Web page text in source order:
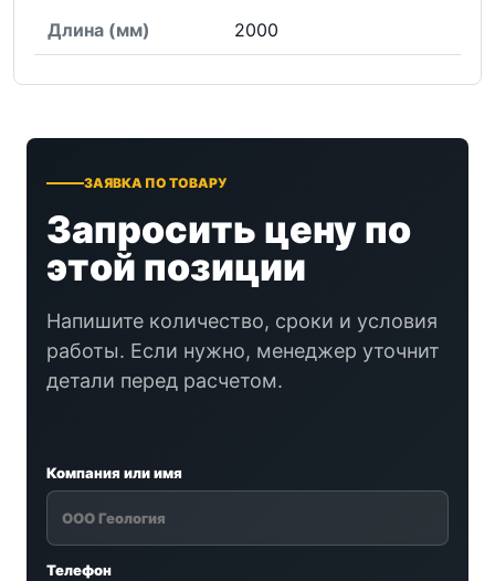
Длина (мм) 2000
ЗАЯВКА ПО ТОВАРУ
Запросить цену по
этой позиции
Напишите количество, сроки и условия
работы. Если нужно, менеджер уточнит
детали перед расчетом.
Компания или имя
Телефон